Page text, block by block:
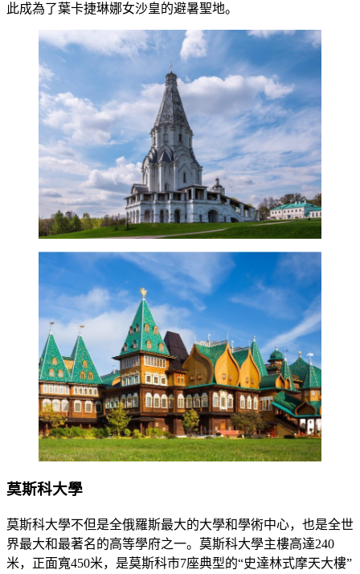
此成為了葉卡捷琳娜女沙皇的避暑聖地。
莫斯科大學
莫斯科大學不但是全俄羅斯最大的大學和學術中心，也是全世
界最大和最著名的高等學府之一。莫斯科大學主樓高達240
米，正面寬450米，是莫斯科市7座典型的“史達林式摩天大樓”